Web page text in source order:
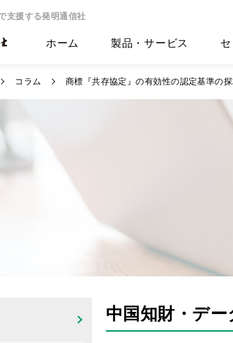
支援する発明通信社
ホーム 製品・サービス
コラム 商標『共存協定』の有効性の認定基準の
中国知財・デー